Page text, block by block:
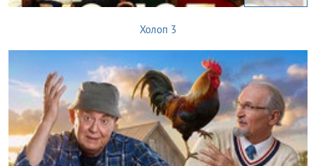
Холоп 3